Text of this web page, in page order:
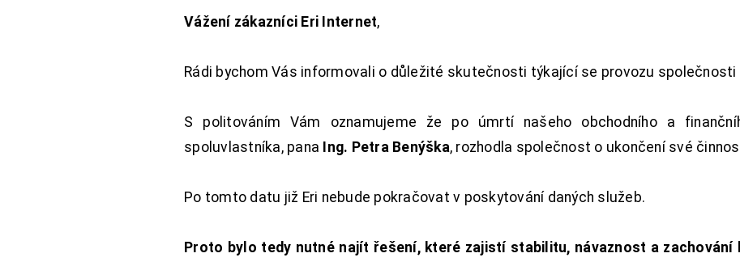
Vážení zákazníci Eri Internet,
Rádi bychom Vás informovali o důležité skutečnosti týkající se provozu společnosti
S politováním Vám oznamujeme že po úmrtí našeho obchodního a
spoluvlastníka, pana Ing. Petra Benýška, rozhodla společnost o ukončení své
Po tomto datu již Eri nebude pokračovat v poskytování daných služeb.
Proto bylo tedy nutné najít řešení, které zajistí stabilitu, návaznost a zachování